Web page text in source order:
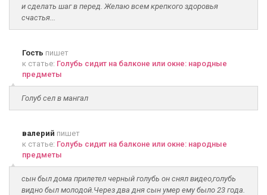
и сделать шаг в перед. Желаю всем крепкого здоровья
счастья...
Гость пишет
к статье: Голубь сидит на балконе или окне: народные
предметы
Голуб сел в мангал
валерий пишет
к статье: Голубь сидит на балконе или окне: народные
предметы
сын был дома прилетел черный голубь он снял видео,голубь
видно был молодой.Через два дня сын умер ему было 23 года.